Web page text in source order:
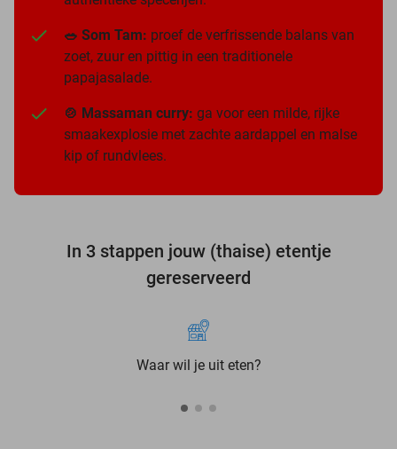
🥗 Som Tam: proef de verfrissende balans van
zoet, zuur en pittig in een traditionele
papajasalade.
🍲 Massaman curry: ga voor een milde, rijke
smaakexplosie met zachte aardappel en malse
kip of rundvlees.
In 3 stappen jouw (thaise) etentje
gereserveerd
Waar wil je uit eten?